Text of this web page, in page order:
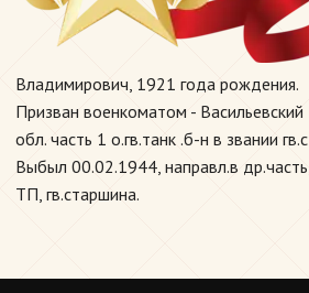
Владимирович, 1921 года рождения.
Призван военкоматом -
обл. часть 1 о.гв.танк .б-н в звании
Выбыл 00.02.1944, направл.в
ТП, гв.старшина.